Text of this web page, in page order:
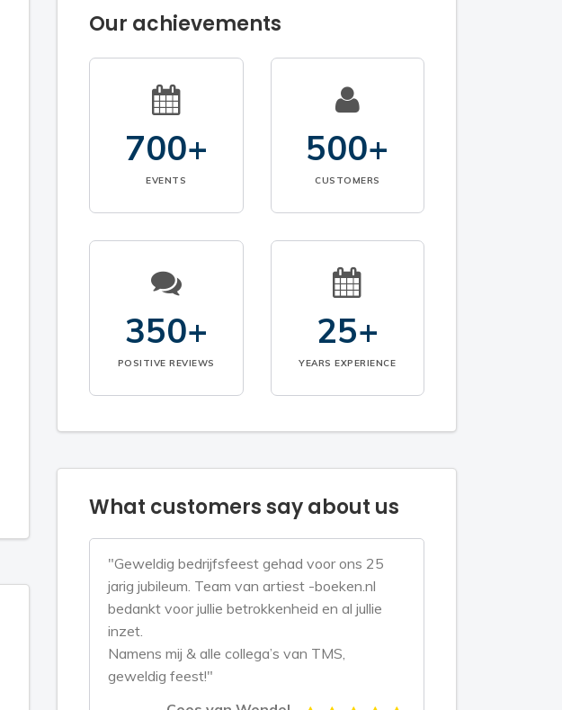
Our achievements
700+
EVENTS
500+
CUSTOMERS
350+
POSITIVE REVIEWS
25+
YEARS EXPERIENCE
What customers say about us
"Geweldig bedrijfsfeest gehad voor ons 25
jarig jubileum. Team van artiest -boeken.nl
bedankt voor jullie betrokkenheid en al jullie
inzet.
Namens mij & alle collega’s van TMS,
geweldig feest!"